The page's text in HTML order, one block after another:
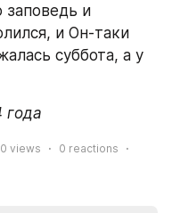
заповедь и
и Он-таки
суббота, а у
года
0 views 0 reactions